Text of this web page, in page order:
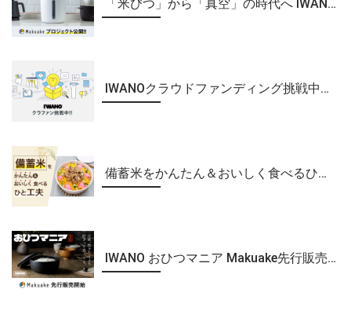
「米びつ」から「真空」の時代へ IWANO 真空保存容器7L 限定販売中！
IWANOクラウドファンディング挑戦中！最新情報まとめ
備蓄米をかんたん＆おいしく食べるひと工夫
IWANO おひつマニア Makuake先行販売中！